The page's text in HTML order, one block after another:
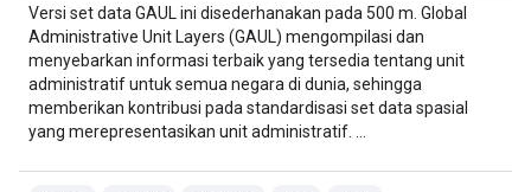
Versi set data GAUL ini disederhanakan pada 500 m. Global
Administrative Unit Layers (GAUL) mengompilasi dan
menyebarkan informasi terbaik yang tersedia tentang unit
administratif untuk semua negara di dunia, sehingga
memberikan kontribusi pada standardisasi set data spasial
yang merepresentasikan unit administratif. …